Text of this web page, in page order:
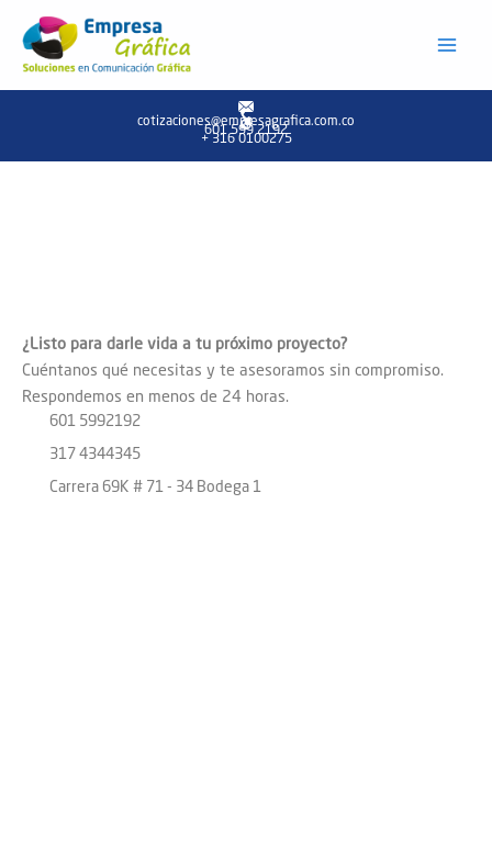
contenido
cotizaciones@empresagrafica.com.co
601 599 2192
+ 316 0100275
¿Listo para darle vida a tu próximo proyecto?
Cuéntanos qué necesitas y te asesoramos sin compromiso.
Respondemos en menos de 24 horas.
601 5992192
317 4344345
Carrera 69K # 71 - 34 Bodega 1